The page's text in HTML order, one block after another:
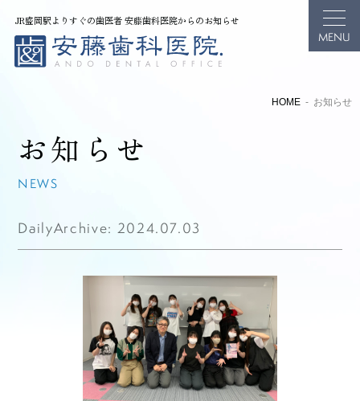
JR盛岡駅よりすぐの歯医者 安藤歯科医院からのお知らせ
HOME お知らせ
お知らせ
NEWS
DailyArchive: 2024.07.03